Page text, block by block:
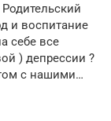
и воспитание
себе все
) депрессии ?
с нашими…